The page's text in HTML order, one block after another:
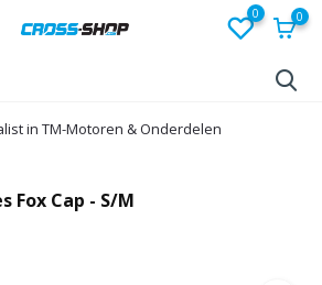
0 0
in TM-Motoren & Onderdelen
Fox Cap - S/M